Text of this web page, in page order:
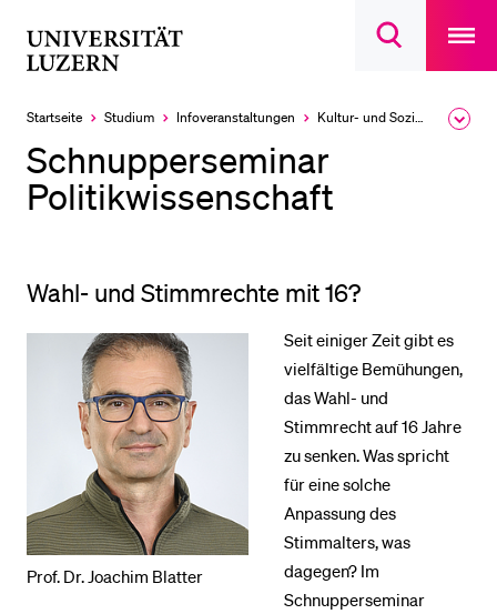
Suchdialog
main
Startseite Studium Infoveranstaltungen Kultur- und Sozial­wissenschaftliche Fakultät
Schnupperseminar
Politikwissenschaft
Wahl- und Stimmrechte mit 16?
Prof. Dr. Joachim Blatter
Seit einiger Zeit gibt es
vielfältige Bemühungen,
das Wahl- und
Stimmrecht auf 16 Jahre
zu senken. Was spricht
für eine solche
Anpassung des
Stimmalters, was
dagegen? Im
Schnupperseminar
LETZTE SUCHEN
DIE UNI FÜR…
Schulklassen und Lehrpersonen
Forschende
Mitarbeitende
Alumni
Stellensuchende
Förderer
Medien
BELIEBTE INHALTE